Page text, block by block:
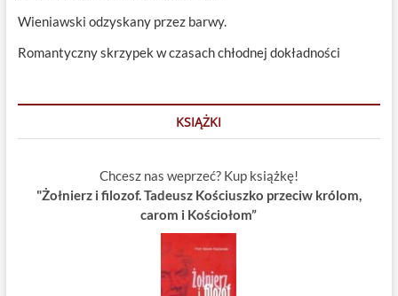
Wieniawski odzyskany przez barwy.
Romantyczny skrzypek w czasach chłodnej dokładności
KSIĄŻKI
Chcesz nas weprzeć? Kup książkę!
"Żołnierz i filozof. Tadeusz Kościuszko przeciw królom,
carom i Kościołom”